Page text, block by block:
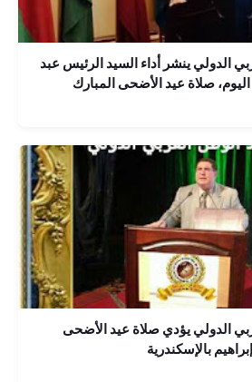
الدولي ينشر أداء السيد الرئيس عبد
صلاة عيد الأضحى المبارك
القيادة الاستراتيجية بالعاصمة
الدولي يؤدي صلاة عيد الأضحى
بالإسكندرية